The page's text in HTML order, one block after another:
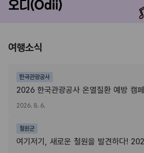
여행소식
한국관광공사
2026 한국관광공사 온열질환 예방 캠
2026. 8. 6.
철원군
여기저기, 새로운 철원을 발견하다!